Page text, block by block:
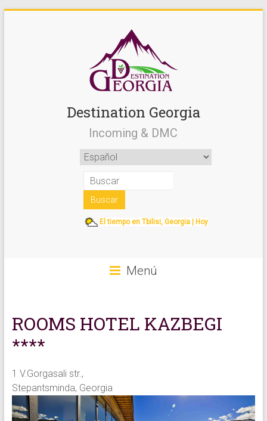
Destination Georgia
Incoming & DMC
El tiempo en Tbilisi, Georgia | Hoy
Menú
ROOMS HOTEL KAZBEGI
****
1 V.Gorgasali str.,
Stepantsminda, Georgia